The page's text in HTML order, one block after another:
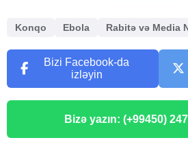
Konqo Ebola Rabitə və Media
Bizi Facebook-da
izləyin
Bizə yazın: (+99450)